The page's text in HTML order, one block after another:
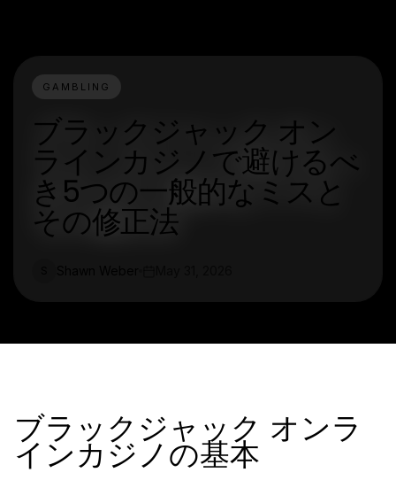
GAMBLING
ブラックジャック オン
ラインカジノで避けるべ
き5つの一般的なミスと
その修正法
ブラックジャック オンラ
インカジノの基本